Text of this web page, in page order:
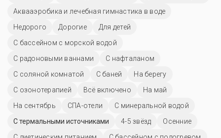
Аквааэробика и лечебная гимнастика в воде
Недорого
Дорогие
Для детей
С бассейном с морской водой
С радоновыми ваннами
С нафталаном
С соляной комнатой
С баней
На берегу
С озонотерапией
Всё включено
На май
На сентябрь
СПА-отели
С минеральной водой
С термальными источниками
4-5 звёзд
Осенние